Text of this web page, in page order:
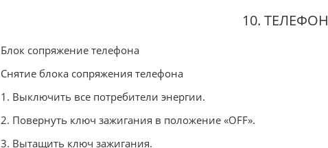
10. ТЕЛЕФОН
Блок сопряжение телефона
Снятие блока сопряжения телефона
1. Выключить все потребители энергии.
2. Повернуть ключ зажигания в положение «OFF».
3. Вытащить ключ зажигания.